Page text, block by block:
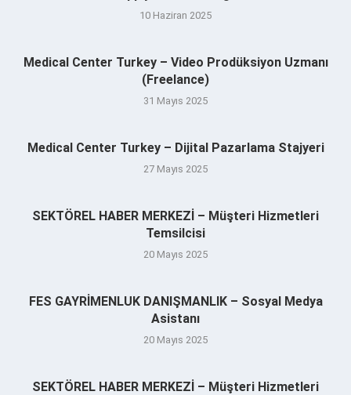
10 Haziran 2025
Medical Center Turkey – Video Prodüksiyon Uzmanı
(Freelance)
31 Mayıs 2025
Medical Center Turkey – Dijital Pazarlama Stajyeri
27 Mayıs 2025
SEKTÖREL HABER MERKEZİ – Müşteri Hizmetleri
Temsilcisi
20 Mayıs 2025
FES GAYRİMENLUK DANIŞMANLIK – Sosyal Medya
Asistanı
20 Mayıs 2025
SEKTÖREL HABER MERKEZİ – Müşteri Hizmetleri